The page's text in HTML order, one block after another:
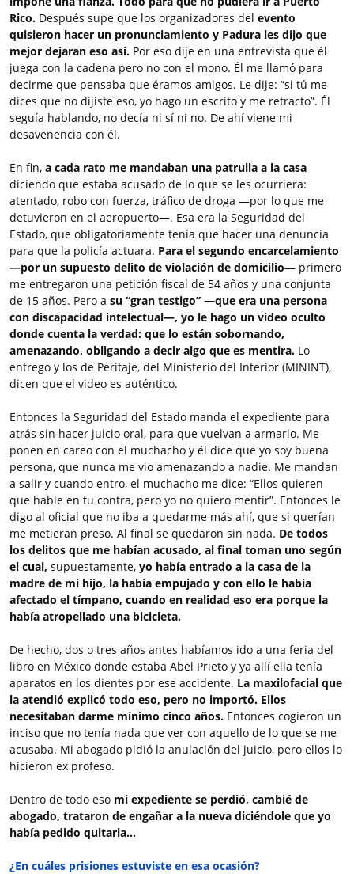
Rico. Después supe que los organizadores del evento
quisieron hacer un pronunciamiento y Padura les dijo que
mejor dejaran eso así. Por eso dije en una entrevista que él
juega con la cadena pero no con el mono. Él me llamó para
decirme que pensaba que éramos amigos. Le dije: “si tú me
dices que no dijiste eso, yo hago un escrito y me retracto”. Él
seguía hablando, no decía ni sí ni no. De ahí viene mi
desavenencia con él.
En fin, a cada rato me mandaban una patrulla a la casa
diciendo que estaba acusado de lo que se les ocurriera:
atentado, robo con fuerza, tráfico de droga ―por lo que me
detuvieron en el aeropuerto―. Esa era la Seguridad del
Estado, que obligatoriamente tenía que hacer una denuncia
para que la policía actuara. Para el segundo encarcelamiento
―por un supuesto delito de violación de domicilio― primero
me entregaron una petición fiscal de 54 años y una conjunta
de 15 años. Pero a su “gran testigo” ―que era una persona
con discapacidad intelectual―, yo le hago un video oculto
donde cuenta la verdad: que lo están sobornando,
amenazando, obligando a decir algo que es mentira. Lo
entrego y los de Peritaje, del Ministerio del Interior (MININT),
dicen que el video es auténtico.
Entonces la Seguridad del Estado manda el expediente para
atrás sin hacer juicio oral, para que vuelvan a armarlo. Me
ponen en careo con el muchacho y él dice que yo soy buena
persona, que nunca me vio amenazando a nadie. Me mandan
a salir y cuando entro, el muchacho me dice: “Ellos quieren
que hable en tu contra, pero yo no quiero mentir”. Entonces le
digo al oficial que no iba a quedarme más ahí, que si querían
me metieran preso. Al final se quedaron sin nada. De todos
los delitos que me habían acusado, al final toman uno según
el cual, supuestamente, yo había entrado a la casa de la
madre de mi hijo, la había empujado y con ello le había
afectado el tímpano, cuando en realidad eso era porque la
había atropellado una bicicleta.
De hecho, dos o tres años antes habíamos ido a una feria del
libro en México donde estaba Abel Prieto y ya allí ella tenía
aparatos en los dientes por ese accidente. La maxilofacial que
la atendió explicó todo eso, pero no importó. Ellos
necesitaban darme mínimo cinco años. Entonces cogieron un
inciso que no tenía nada que ver con aquello de lo que se me
acusaba. Mi abogado pidió la anulación del juicio, pero ellos lo
hicieron ex profeso.
Dentro de todo eso mi expediente se perdió, cambié de
abogado, trataron de engañar a la nueva diciéndole que yo
había pedido quitarla…
¿En cuáles prisiones estuviste en esa ocasión?